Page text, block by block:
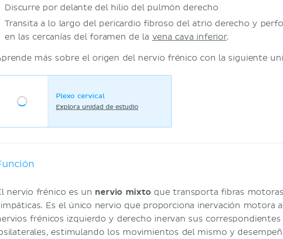
Discurre por delante del hilio del pulmón derecho
Transita a lo largo del pericardio fibroso del atrio derecho y
en las cercanías del foramen de la vena cava inferior.
más sobre el origen del nervio frénico con la siguiente
Plexo cervical
Explora unidad de estudio
nervio frénico es un nervio mixto que transporta fibras
Es el único nervio que proporciona inervación motora
frénicos izquierdo y derecho inervan sus
estimulando los movimientos del mismo y